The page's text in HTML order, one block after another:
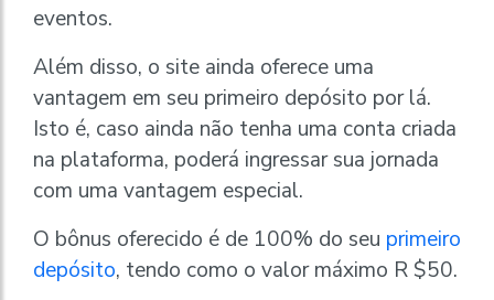
eventos.
Além disso, o site ainda oferece uma
vantagem em seu primeiro depósito por lá.
Isto é, caso ainda não tenha uma conta criada
na plataforma, poderá ingressar sua jornada
com uma vantagem especial.
O bônus oferecido é de 100% do seu primeiro
depósito, tendo como o valor máximo R $50.